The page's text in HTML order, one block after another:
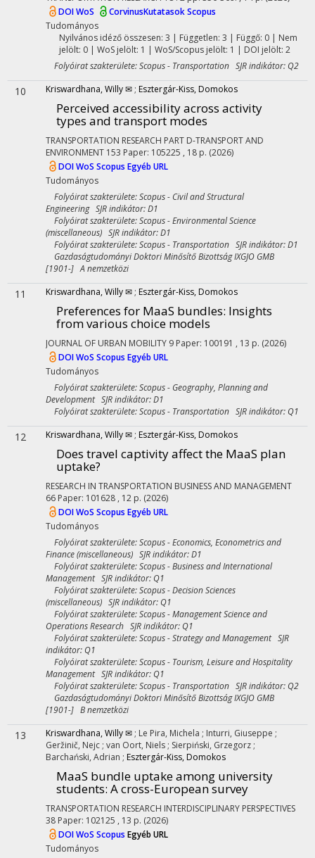
DOIWoS CorvinusKutatasokScopus
Tudományos
Nyilvános idéző összesen: 3 | Független: 3 | Függő: 0 | Nem
jelölt: 0 | WoS jelölt: 1 | WoS/Scopus jelölt: 1 | DOI jelölt: 2
Folyóirat szakterülete: Scopus - Transportation SJR indikátor: Q2
10 Kriswardhana, Willy ✉ ; Esztergár-Kiss, Domokos
Perceived accessibility across activity
types and transport modes
TRANSPORTATION RESEARCH PART D-TRANSPORT AND
ENVIRONMENT 153 Paper: 105225 , 18 p. (2026)
DOIWoS Scopus Egyéb URL
Tudományos
Folyóirat szakterülete: Scopus - Civil and Structural
Engineering SJR indikátor: D1
Folyóirat szakterülete: Scopus - Environmental Science
(miscellaneous) SJR indikátor: D1
Folyóirat szakterülete: Scopus - Transportation SJR indikátor: D1
Gazdaságtudományi Doktori Minősítő Bizottság IXGJO GMB
[1901-] A nemzetközi
11 Kriswardhana, Willy ✉ ; Esztergár-Kiss, Domokos
Preferences for MaaS bundles: Insights
from various choice models
JOURNAL OF URBAN MOBILITY 9 Paper: 100191 , 13 p. (2026)
DOIWoS Scopus Egyéb URL
Tudományos
Folyóirat szakterülete: Scopus - Geography, Planning and
Development SJR indikátor: D1
Folyóirat szakterülete: Scopus - Transportation SJR indikátor: Q1
12 Kriswardhana, Willy ✉ ; Esztergár-Kiss, Domokos
Does travel captivity affect the MaaS plan
uptake?
RESEARCH IN TRANSPORTATION BUSINESS AND MANAGEMENT
66 Paper: 101628 , 12 p. (2026)
DOIWoS Scopus Egyéb URL
Tudományos
Folyóirat szakterülete: Scopus - Economics, Econometrics and
Finance (miscellaneous) SJR indikátor: D1
Folyóirat szakterülete: Scopus - Business and International
Management SJR indikátor: Q1
Folyóirat szakterülete: Scopus - Decision Sciences
(miscellaneous) SJR indikátor: Q1
Folyóirat szakterülete: Scopus - Management Science and
Operations Research SJR indikátor: Q1
Folyóirat szakterülete: Scopus - Strategy and Management SJR
indikátor: Q1
Folyóirat szakterülete: Scopus - Tourism, Leisure and Hospitality
Management SJR indikátor: Q1
Folyóirat szakterülete: Scopus - Transportation SJR indikátor: Q2
Gazdaságtudományi Doktori Minősítő Bizottság IXGJO GMB
[1901-] B nemzetközi
13 Kriswardhana, Willy ✉ ; Le Pira, Michela ; Inturri, Giuseppe ;
Geržinič, Nejc ; van Oort, Niels ; Sierpiński, Grzegorz ;
Barchański, Adrian ; Esztergár-Kiss, Domokos
MaaS bundle uptake among university
students: A cross-European survey
TRANSPORTATION RESEARCH INTERDISCIPLINARY PERSPECTIVES
38 Paper: 102125 , 13 p. (2026)
DOIWoS Scopus Egyéb URL
Tudományos